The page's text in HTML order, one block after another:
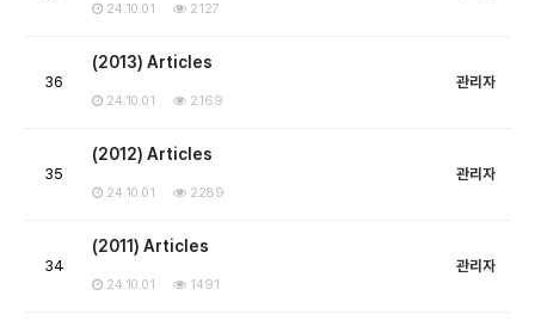
24.10.01 2127
36
(2013) Articles
24.10.01 2169
관리자
35
(2012) Articles
24.10.01 2289
관리자
34
(2011) Articles
24.10.01 1491
관리자